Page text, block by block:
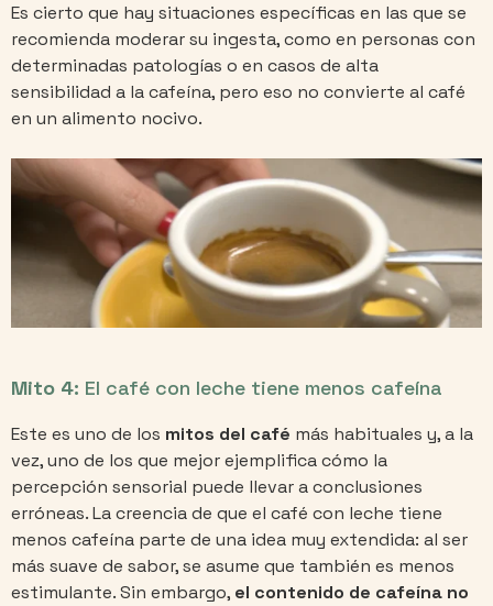
Es cierto que hay situaciones específicas en las que se
recomienda moderar su ingesta, como en personas con
determinadas patologías o en casos de alta
sensibilidad a la cafeína, pero eso no convierte al café
en un alimento nocivo.
Mito 4: El café con leche tiene menos cafeína
Este es uno de los mitos del café más habituales y, a la
vez, uno de los que mejor ejemplifica cómo la
percepción sensorial puede llevar a conclusiones
erróneas. La creencia de que el café con leche tiene
menos cafeína parte de una idea muy extendida: al ser
más suave de sabor, se asume que también es menos
estimulante. Sin embargo, el contenido de cafeína no